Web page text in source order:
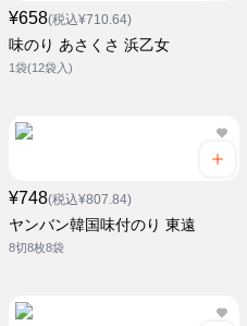
¥658(税込¥710.64)
味のり あさくさ 浜乙女
1袋(12袋入)
¥748(税込¥807.84)
ヤンバン韓国味付のり 東遠
8切8枚8袋